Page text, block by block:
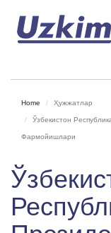
Home Ҳужжатлар
Ўзбекистон
Фармойишлари